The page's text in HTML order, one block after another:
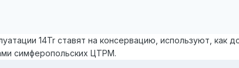
14Tr ставят на консервацию, используют, как
симферопольских ЦТРМ.